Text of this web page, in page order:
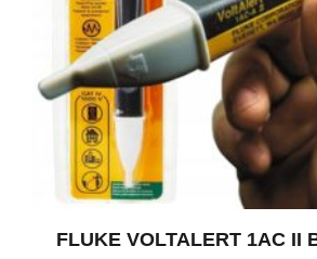
FLUKE VOLTALERT 1AC II